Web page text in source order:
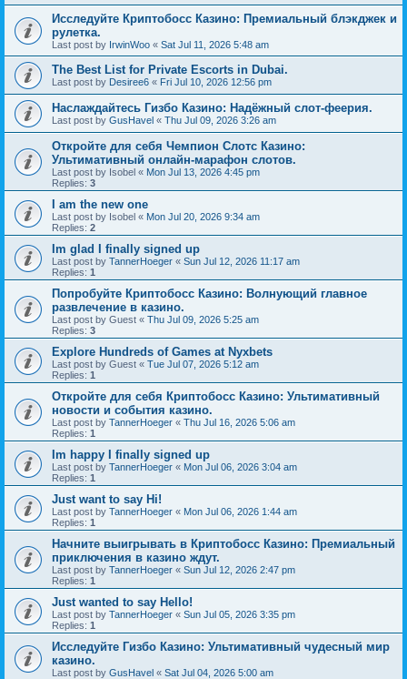
Исследуйте Криптобосс Казино: Премиальный блэкджек и
рулетка.
Last post by IrwinWoo « Sat Jul 11, 2026 5:48 am
The Best List for Private Escorts in Dubai.
Last post by Desiree6 « Fri Jul 10, 2026 12:56 pm
Наслаждайтесь Гизбо Казино: Надёжный слот-феерия.
Last post by GusHavel « Thu Jul 09, 2026 3:26 am
Откройте для себя Чемпион Слотс Казино:
Ультимативный онлайн-марафон слотов.
Last post by Isobel « Mon Jul 13, 2026 4:45 pm
Replies: 3
I am the new one
Last post by Isobel « Mon Jul 20, 2026 9:34 am
Replies: 2
Im glad I finally signed up
Last post by TannerHoeger « Sun Jul 12, 2026 11:17 am
Replies: 1
Попробуйте Криптобосс Казино: Волнующий главное
развлечение в казино.
Last post by Guest « Thu Jul 09, 2026 5:25 am
Replies: 3
Explore Hundreds of Games at Nyxbets
Last post by Guest « Tue Jul 07, 2026 5:12 am
Replies: 1
Откройте для себя Криптобосс Казино: Ультимативный
новости и события казино.
Last post by TannerHoeger « Thu Jul 16, 2026 5:06 am
Replies: 1
Im happy I finally signed up
Last post by TannerHoeger « Mon Jul 06, 2026 3:04 am
Replies: 1
Just want to say Hi!
Last post by TannerHoeger « Mon Jul 06, 2026 1:44 am
Replies: 1
Начните выигрывать в Криптобосс Казино: Премиальный
приключения в казино ждут.
Last post by TannerHoeger « Sun Jul 12, 2026 2:47 pm
Replies: 1
Just wanted to say Hello!
Last post by TannerHoeger « Sun Jul 05, 2026 3:35 pm
Replies: 1
Исследуйте Гизбо Казино: Ультимативный чудесный мир
казино.
Last post by GusHavel « Sat Jul 04, 2026 5:00 am